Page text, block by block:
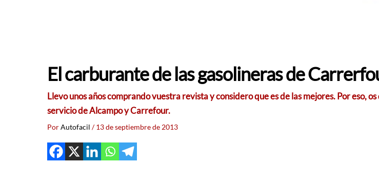
El carburante de las gasolineras de
Llevo unos años comprando vuestra revista y considero que es de las mejores. Por eso,
servicio de Alcampo y Carrefour.
PorAutofacil /13 de septiembre de 2013